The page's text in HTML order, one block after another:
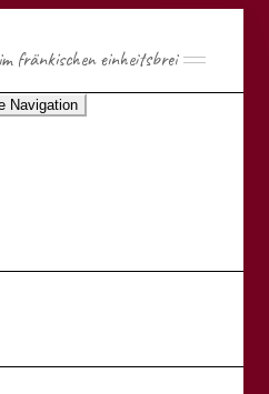
fränkischen einheitsbrei
Navigation